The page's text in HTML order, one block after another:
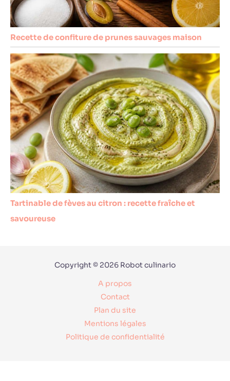
Recette de confiture de prunes sauvages maison
Tartinable de fèves au citron : recette fraîche et
savoureuse
Copyright © 2026 Robot culinario
A propos
Contact
Plan du site
Mentions légales
Politique de confidentialité